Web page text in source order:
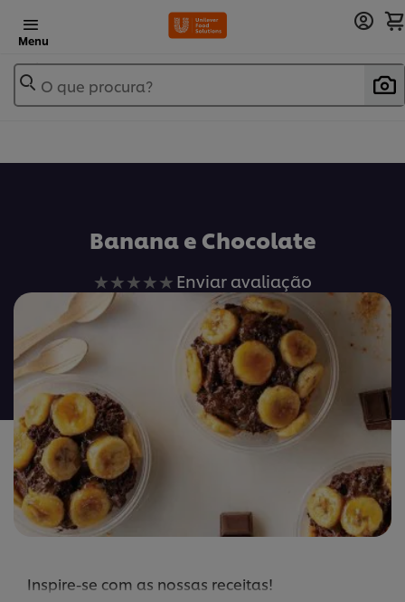
Menu
O que procura?
Banana e Chocolate
Nenhuma
avaliação
enviada
para
este
recipe
Enviar avaliação
Inspire-se com as nossas receitas!